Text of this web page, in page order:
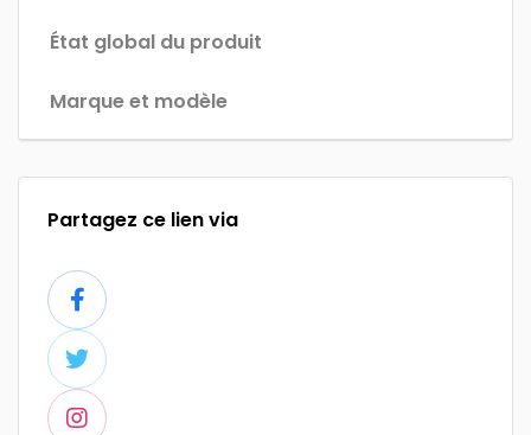
État global du produit
Marque et modèle
Partagez ce lien via